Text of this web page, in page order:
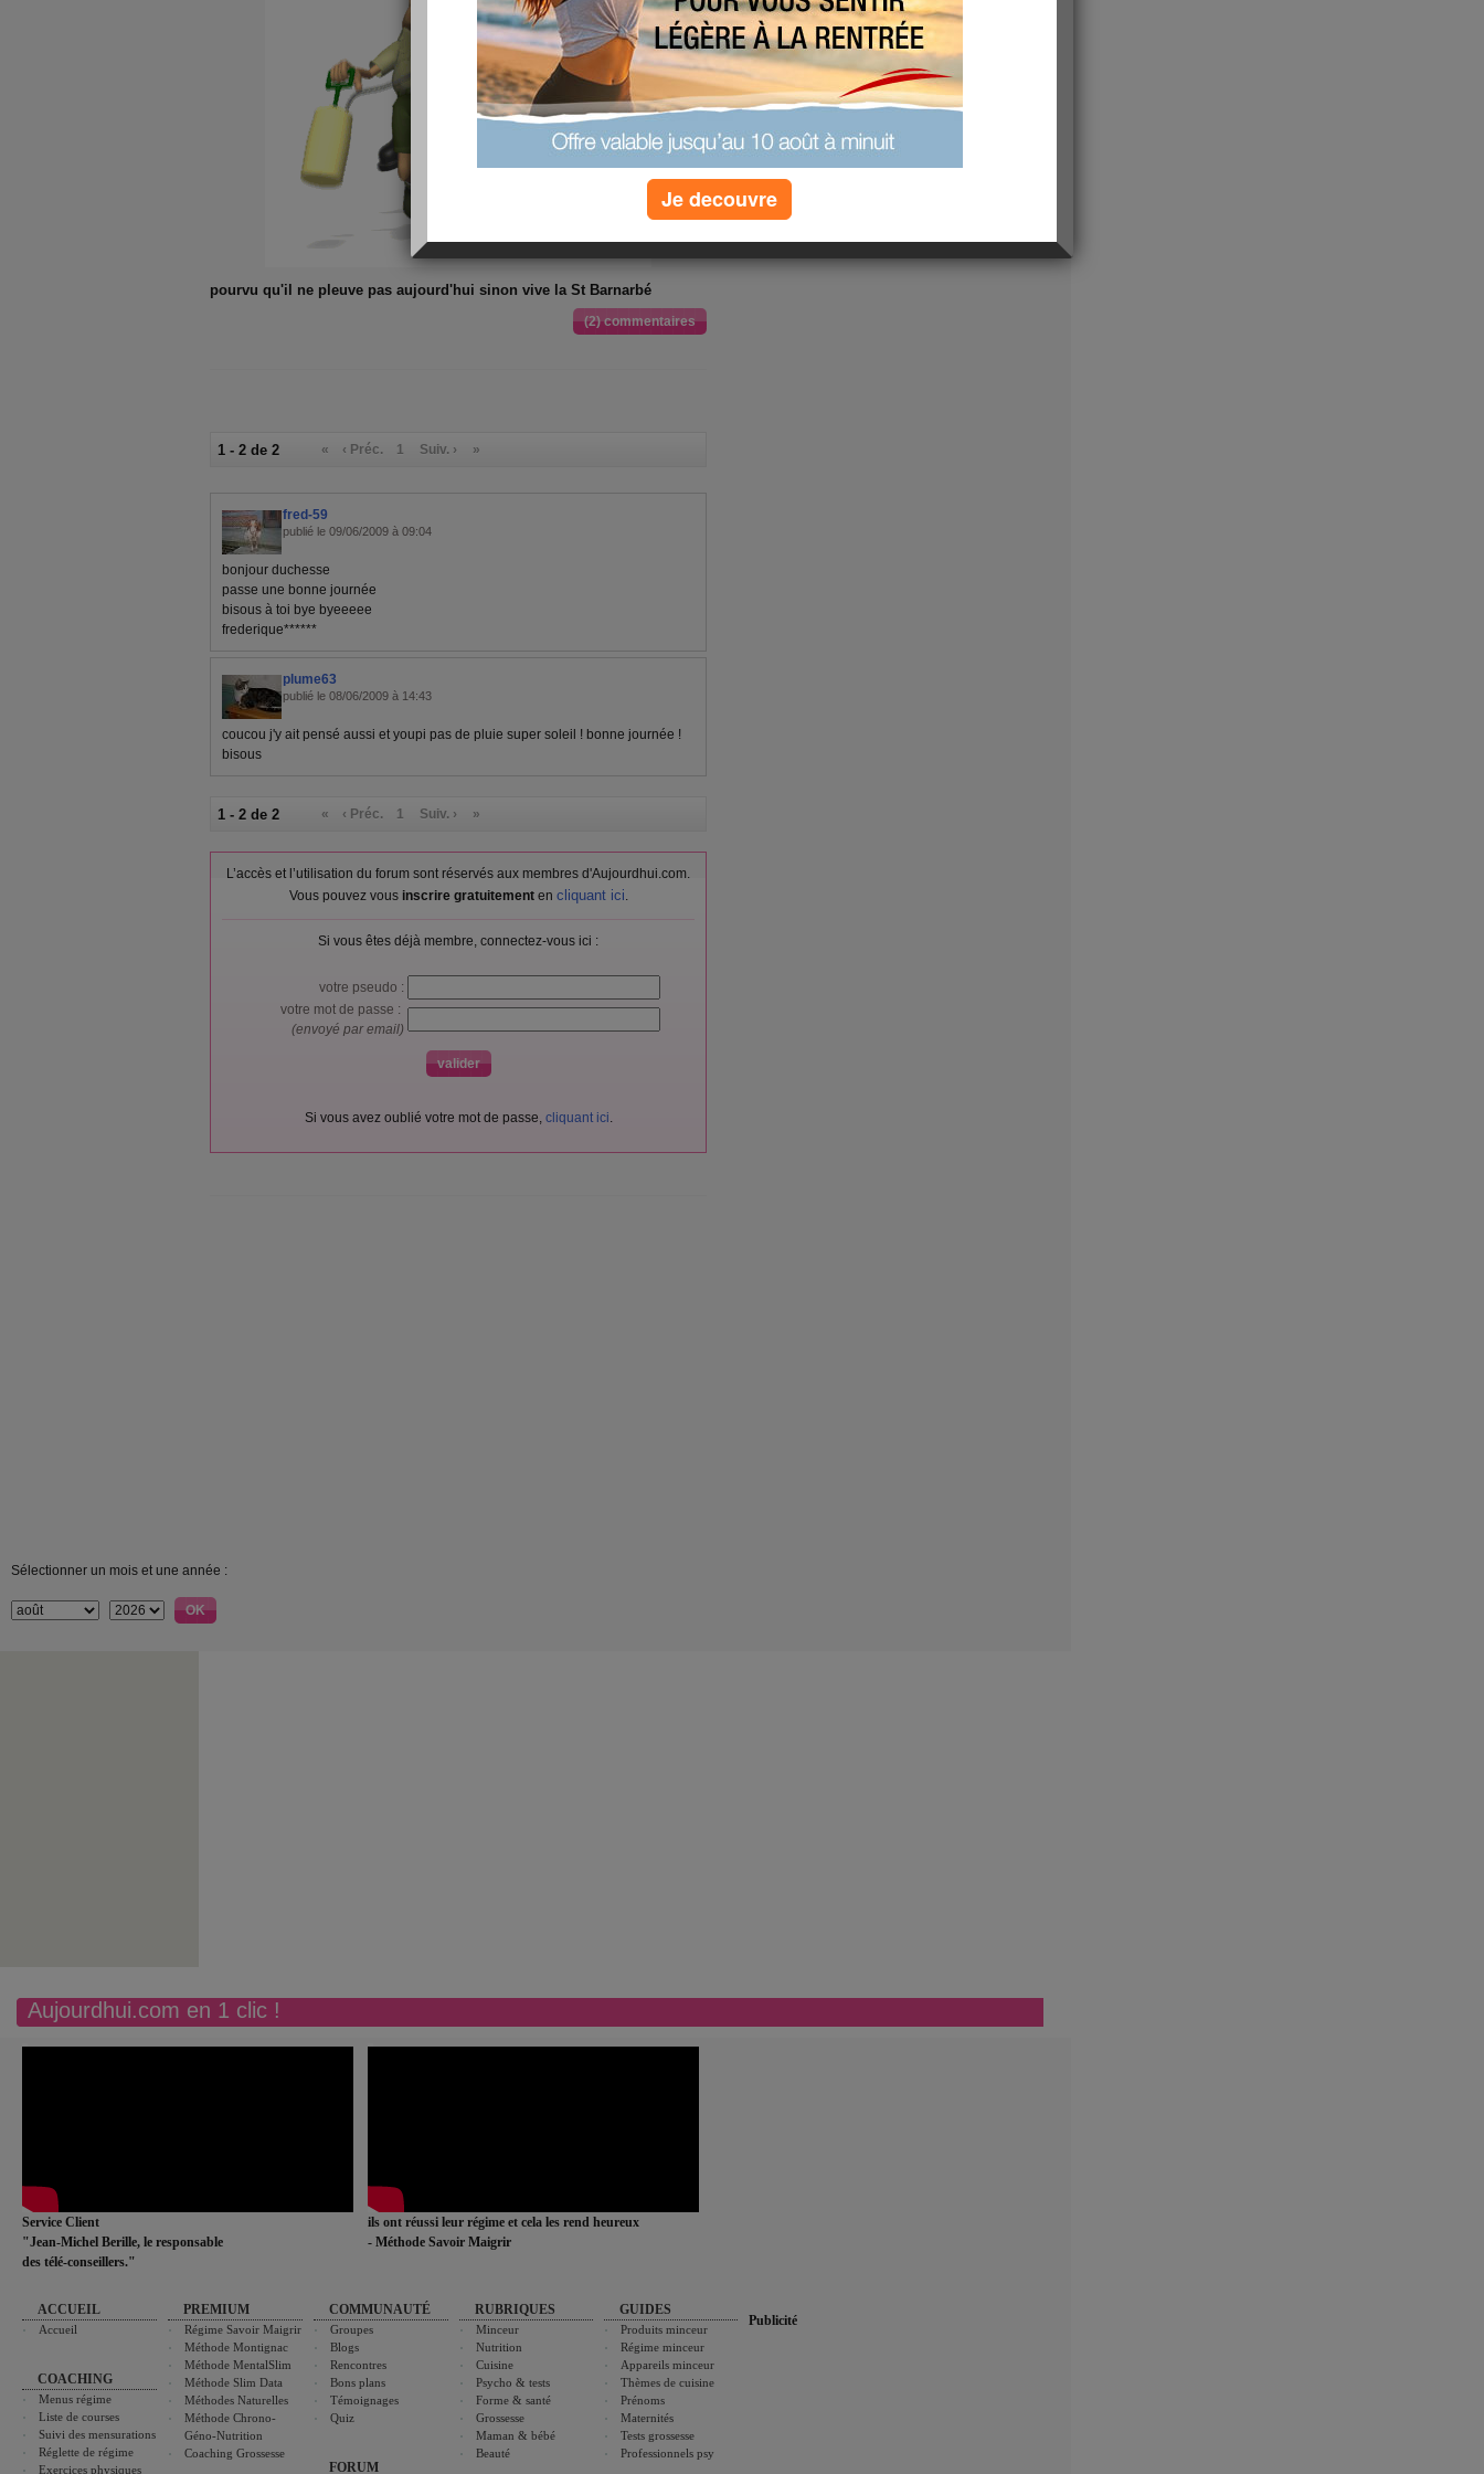
pourvu qu'il ne pleuve pas aujourd'hui sinon vive la St Barnarbé
(2) commentaires
1 - 2 de 2 « ‹ Préc. 1 Suiv. › »
fred-59
publié le 09/06/2009 à 09:04
bonjour duchesse
passe une bonne journée
bisous à toi bye byeeeee
frederique******
plume63
publié le 08/06/2009 à 14:43
coucou j'y ait pensé aussi et youpi pas de pluie super soleil ! bonne journée !
bisous
1 - 2 de 2 « ‹ Préc. 1 Suiv. › »
L’accès et l’utilisation du forum sont réservés aux membres d'Aujourdhui.com.
Vous pouvez vous inscrire gratuitementen cliquant ici.
Si vous êtes déjà membre, connectez-vous ici :
votre pseudo :
votre mot de passe :
(envoyé par email)
Si vous avez oublié votre mot de passe, cliquant ici.
Sélectionner un mois et une année :
Aujourdhui.com en 1 clic !
Service Client
"Jean-Michel Berille, le responsable
des télé-conseillers."
ils ont réussi leur régime et cela les rend heureux
- Méthode Savoir Maigrir
ACCUEIL
Accueil
COACHING
Menus régime
Liste de courses
Suivi des mensurations
Réglette de régime
Exercices physiques
PREMIUM
Régime Savoir Maigrir
Méthode Montignac
Méthode MentalSlim
Méthode Slim Data
Méthodes Naturelles
Méthode Chrono-
Géno-Nutrition
Coaching Grossesse
COMMUNAUTÉ
Groupes
Blogs
Rencontres
Bons plans
Témoignages
Quiz
FORUM
RUBRIQUES
Minceur
Nutrition
Cuisine
Psycho & tests
Forme & santé
Grossesse
Maman & bébé
Beauté
GUIDES
Produits minceur
Régime minceur
Appareils minceur
Thèmes de cuisine
Prénoms
Maternités
Tests grossesse
Professionnels psy
Publicité
Je decouvre